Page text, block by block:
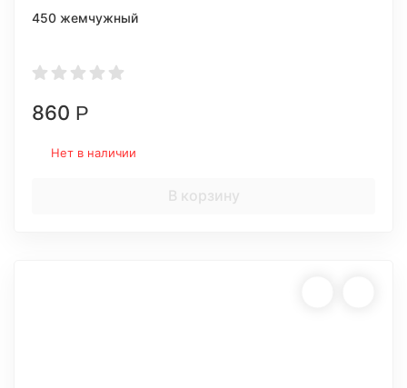
450 жемчужный
860 Р
Нет в наличии
В корзину